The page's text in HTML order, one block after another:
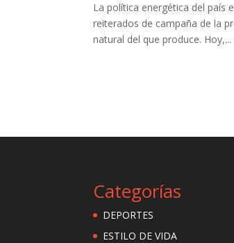
La política energética del país
reiterados de campaña de la
natural del que produce. Hoy,...
Categorías
DEPORTES
ESTILO DE VIDA